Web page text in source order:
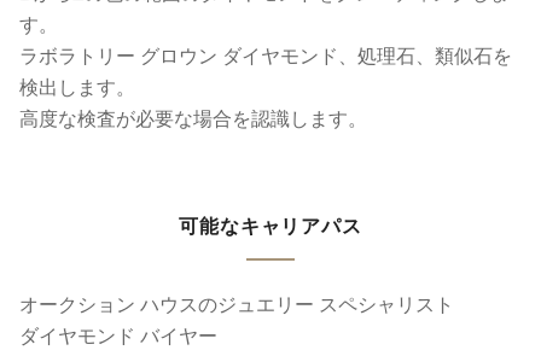
す。
ラボラトリー グロウン ダイヤモンド、処理石、類似石を
検出します。
高度な検査が必要な場合を認識します。
可能なキャリアパス
オークション ハウスのジュエリー スペシャリスト
ダイヤモンド バイヤー